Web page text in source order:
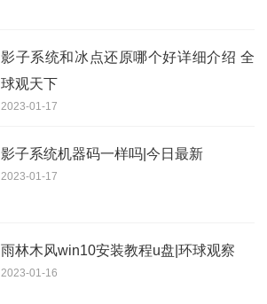
影子系统和冰点还原哪个好详细介绍 全
球观天下
2023-01-17
影子系统机器码一样吗|今日最新
2023-01-17
雨林木风win10安装教程u盘|环球观察
2023-01-16